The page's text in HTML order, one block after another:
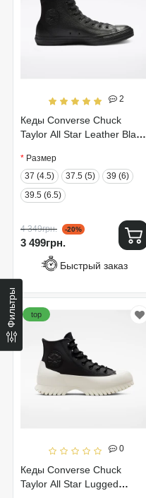
Фильтры
2
Кеды Converse Chuck
Taylor All Star Leather Black
Размер
37 (4.5)
37.5 (5)
39 (6)
39.5 (6.5)
4 349грн. -20%
3 499грн.
Быстрый заказ
0
Кеды Converse Chuck
Taylor All Star Lugged
top